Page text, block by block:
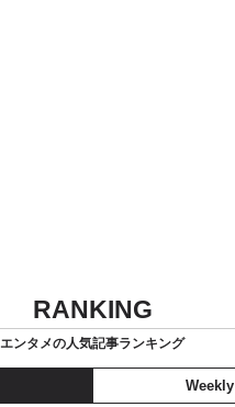
RANKING
エンタメの人気記事ランキング
Weekly